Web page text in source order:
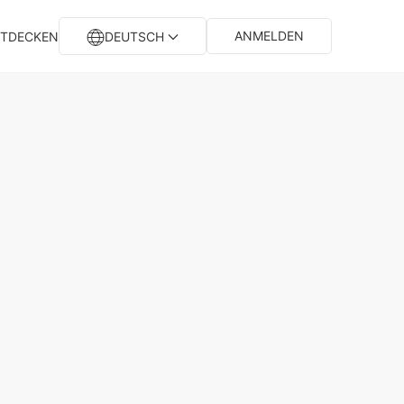
DEUTSCH ANMELDEN